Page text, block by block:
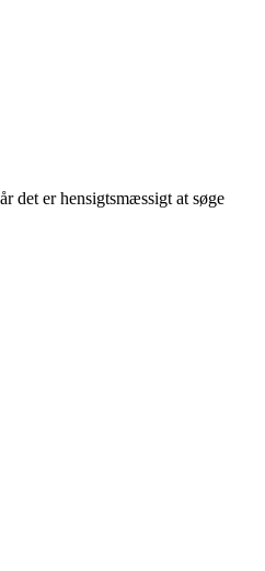
det er hensigtsmæssigt at søge